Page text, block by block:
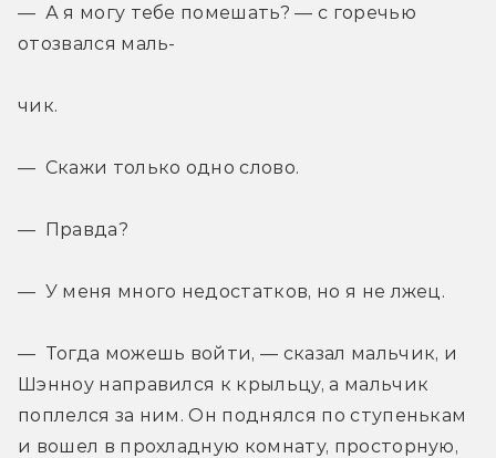
— А я могу тебе помешать? — с горечью
отозвался маль-
чик.
— Скажи только одно слово.
— Правда?
— У меня много недостатков, но я не лжец.
— Тогда можешь войти, — сказал мальчик, и
Шэнноу направился к крыльцу, а мальчик
поплелся за ним. Он поднялся по ступенькам
и вошел в прохладную комнату, просторную,